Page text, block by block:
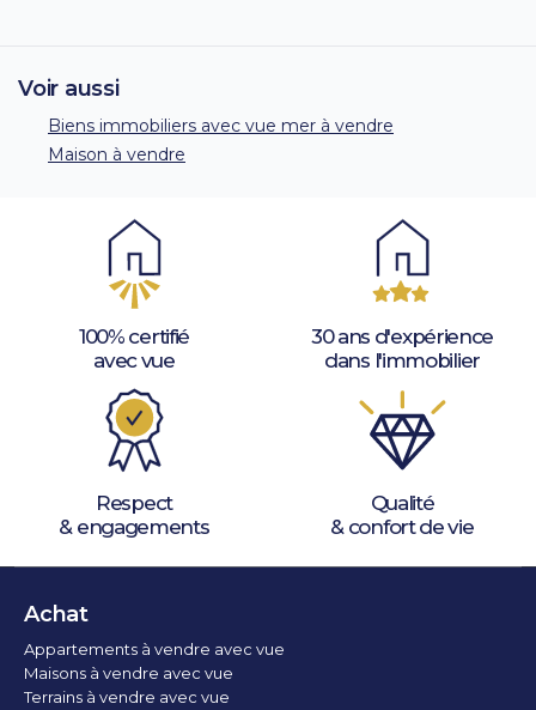
Voir aussi
Biens immobiliers avec vue mer à vendre
Maison à vendre
100% certifié
avec vue
30 ans d'expérience
dans l'immobilier
Respect
& engagements
Qualité
& confort de vie
Achat
Appartements à vendre avec vue
Maisons à vendre avec vue
Terrains à vendre avec vue